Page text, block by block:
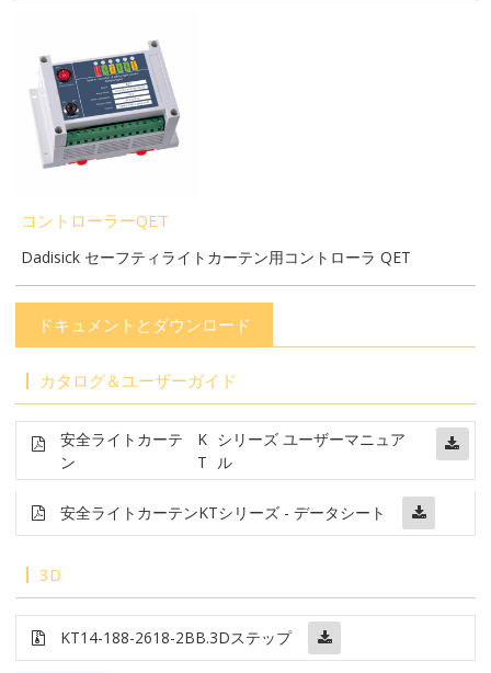
コントローラーQET
Dadisick セーフティライトカーテン用コントローラ QET
ドキュメントとダウンロード
カタログ＆ユーザーガイド
安全ライトカーテ
ン
K
T
シリーズ ユーザーマニュア
ル
安全ライトカーテンKTシリーズ - データシート
3D
KT14-188-2618-2BB.3Dステップ